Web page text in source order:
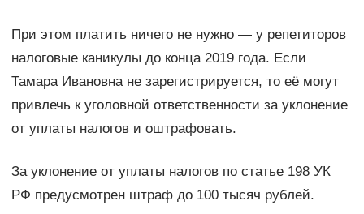
При этом платить ничего не нужно — у репетиторов
налоговые каникулы до конца 2019 года. Если
Тамара Ивановна не зарегистрируется, то её могут
привлечь к уголовной ответственности за уклонение
от уплаты налогов и оштрафовать.
За уклонение от уплаты налогов по статье 198 УК
РФ предусмотрен штраф до 100 тысяч рублей.